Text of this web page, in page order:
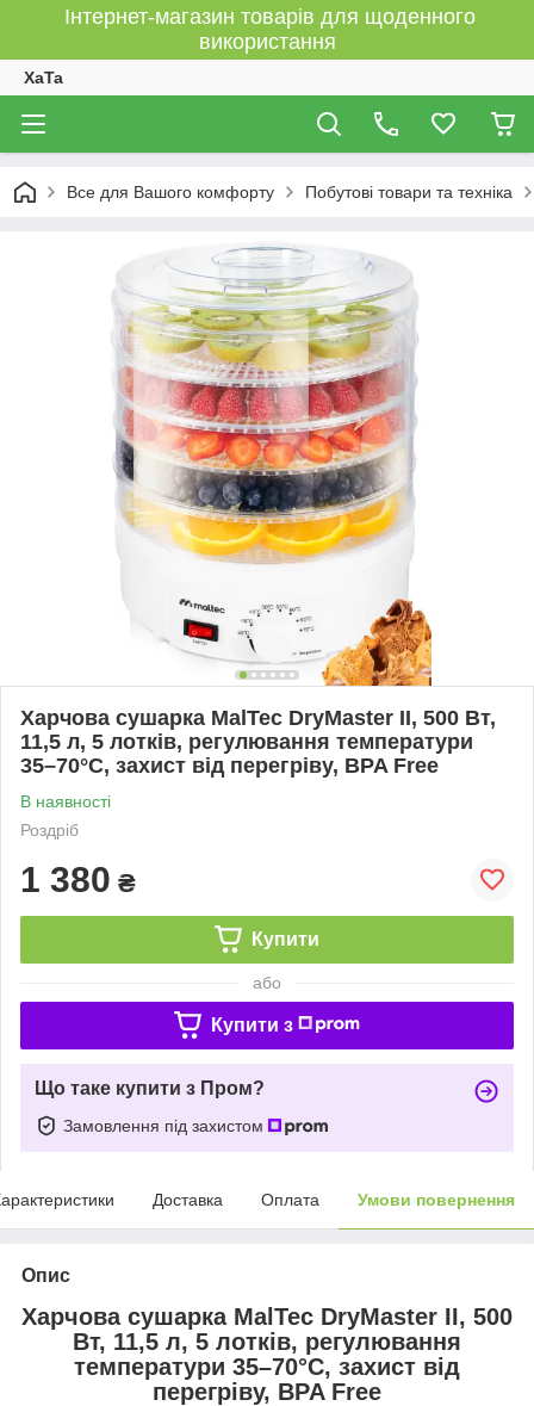
Інтернет-магазин товарів для щоденного
використання
XaTa
Все для Вашого комфорту Побутові товари та техніка
Харчова сушарка MalTec DryMaster II, 500 Вт,
11,5 л, 5 лотків, регулювання температури
35–70°C, захист від перегріву, BPA Free
В наявності
Роздріб
1 380 ₴
Купити
або
Купити з
Що таке купити з Пром?
Замовлення під захистом
Доставка Оплата Умови повернення
Опис
Харчова сушарка MalTec DryMaster II, 500
Вт, 11,5 л, 5 лотків, регулювання
температури 35–70°C, захист від
перегріву, BPA Free